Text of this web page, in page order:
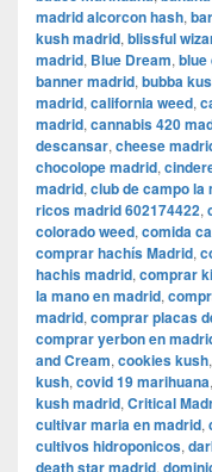
madrid alcorcon hash,
kush madrid, blissful
madrid, Blue Dream, blue
banner madrid, bubba
madrid, california weed,
madrid, cannabis 420
descansar, cheese
chocolope madrid,
madrid, club de campo la
ricos madrid 602174422,
colorado weed, comida
comprar hachís Madrid,
hachis madrid, comprar
la mano en madrid,
madrid, comprar placas
comprar yerbon en
and Cream, cookies kush,
kush, covid 19 marihuana,
kush madrid, Critical
cultivar maria en madrid,
cultivos hidroponicos,
death star madrid,